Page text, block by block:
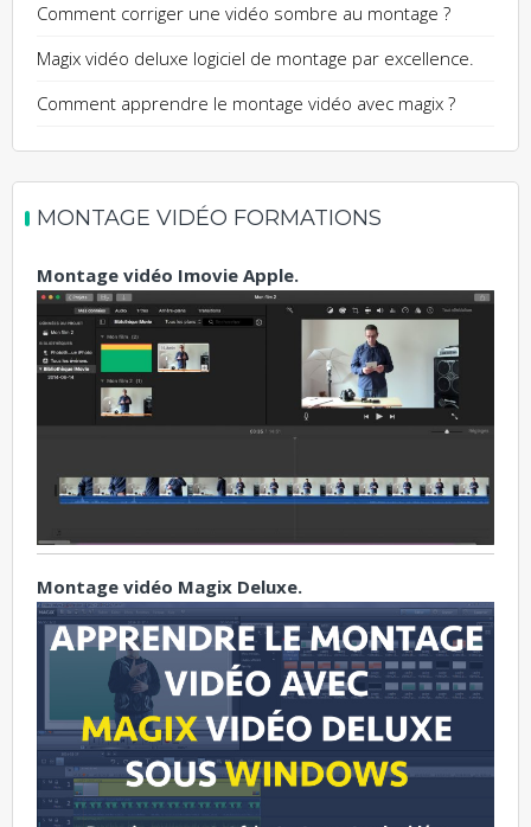
Comment corriger une vidéo sombre au montage ?
Magix vidéo deluxe logiciel de montage par excellence.
Comment apprendre le montage vidéo avec magix ?
MONTAGE VIDÉO FORMATIONS
Montage vidéo Imovie Apple.
Montage vidéo Magix Deluxe.